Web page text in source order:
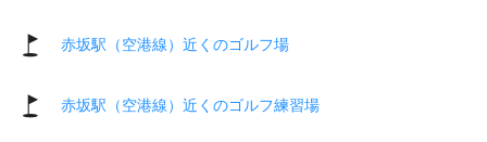
赤坂駅（空港線）近くのゴルフ場
赤坂駅（空港線）近くのゴルフ練習場